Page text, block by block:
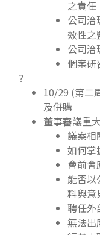
之責任
公司治
效性之
公司治
個案研
?
10/29 (第二
及併購
董事審議重
議案相
如何掌
會前會
能否以
料與意
聘任外
無法出